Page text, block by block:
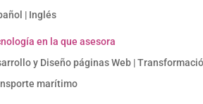
| Inglés
en la que asesora
y Diseño páginas Web |
marítimo